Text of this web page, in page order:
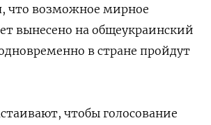
что возможное мирное
вынесено на общеукраинский
в стране пройдут
чтобы голосование